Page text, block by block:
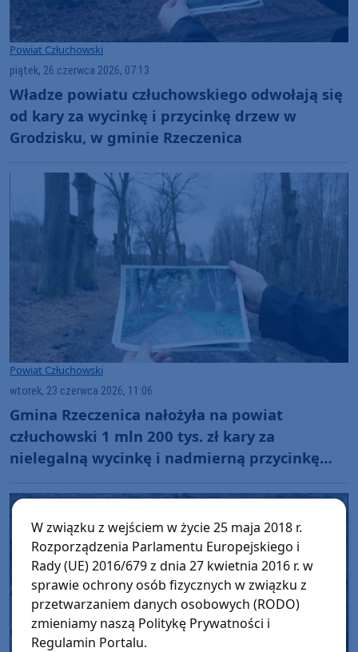
Powiat Człuchowski
piątek, 26 czerwca 2026, 07:13
Władze powiatu człuchowskiego odwołają się
od kary za wycinkę i przycinkę drzew w
Grodzisku, w gminie Rzeczenica
Powiat Człuchowski
wtorek, 23 czerwca 2026, 11:06
Gmina Rzeczenica nałożyła na powiat
człuchowski 1 mln 200 tys. zł kary za
nielegalną wycinkę i nadmierną przycinkę
W związku z wejściem w życie 25 maja 2018 r.
Rozporządzenia Parlamentu Europejskiego i
Rady (UE) 2016/679 z dnia 27 kwietnia 2016 r. w
sprawie ochrony osób fizycznych w związku z
przetwarzaniem danych osobowych (RODO)
zmieniamy naszą Politykę Prywatności i
Regulamin Portalu.